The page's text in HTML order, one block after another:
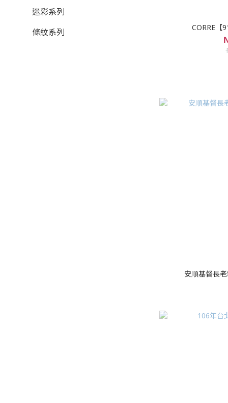
迷彩系列
條紋系列
CORRE【
安順基督長